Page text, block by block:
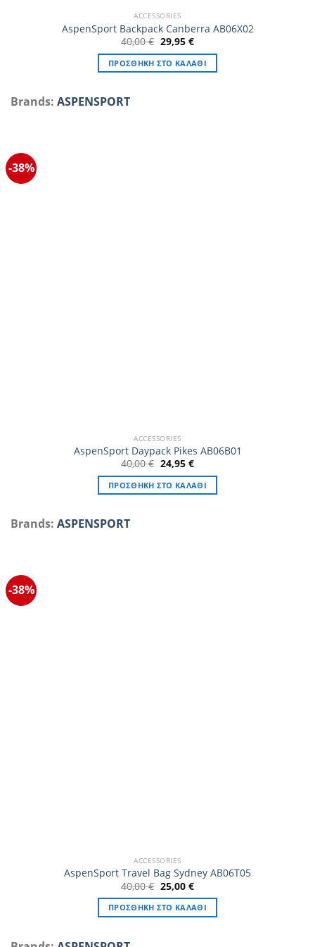
ACCESSORIES
AspenSport Backpack Canberra AB06X02
40,00€ Original
price
was:
40,00 €.
29,95 €Η
τρέχουσα
τιμή
είναι:
29,95 €.
ΠΡΟΣΘΉΚΗ ΣΤΟ ΚΑΛΆΘΙ
Brands: ASPENSPORT
-38%
ACCESSORIES
AspenSport Daypack Pikes AB06B01
40,00€ Original
price
was:
40,00 €.
24,95 €Η
τιμή
είναι:
ΠΡΟΣΘΉΚΗ ΣΤΟ ΚΑΛΆΘΙ
Brands: ASPENSPORT
-38%
ACCESSORIES
AspenSport Travel Bag Sydney AB06T05
40,00€ Original
price
was:
40,00 €.
25,00 €Η
τρέχουσα
τιμή
είναι:
25,00 €.
ΠΡΟΣΘΉΚΗ ΣΤΟ ΚΑΛΆΘΙ